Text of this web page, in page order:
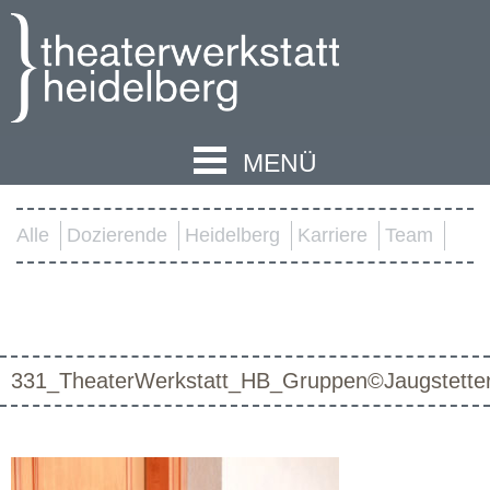
MENÜ
Alle Dozierende Heidelberg Karriere Team